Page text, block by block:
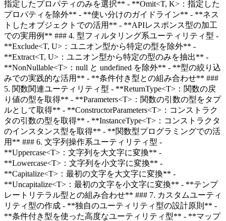
指定したプロパティのみを選択** - **Omit<T, K>：指定した
プロパティを除外** - **使い分けのガイドライン** - **ネス
トしたオブジェクトでの活用** - **APIレスポンス型の加工
での実用例** ### 4. 型フィルタリング系ユーティリティ型 -
**Exclude<T, U>：ユニオン型から特定の型を除外** -
**Extract<T, U>：ユニオン型から特定の型のみを抽出** -
**NonNullable<T>：null と undefined を除外** - **型の絞り込
みでの実践的な活用** - **条件付き型との組み合わせ** ###
5. 関数関連ユーティリティ型 - **ReturnType<T>：関数の戻
り値の型を取得** - **Parameters<T>：関数の引数の型をタプ
ルとして取得** - **ConstructorParameters<T>：コンストラク
タの引数の型を取得** - **InstanceType<T>：コンストラクタ
のインスタンス型を取得** - **関数型プログラミングでの活
用** ### 6. 文字列操作系ユーティリティ型 -
**Uppercase<T>：文字列を大文字に変換** -
**Lowercase<T>：文字列を小文字に変換** -
**Capitalize<T>：最初の文字を大文字に変換** -
**Uncapitalize<T>：最初の文字を小文字に変換** - **テンプ
レートリテラル型との組み合わせ** ### 7. カスタムユーティ
リティ型の作成 - **独自のユーティリティ型の設計原則** -
**条件付き型を使った高度なユーティリティ型** - **マップ